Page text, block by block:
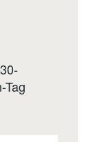
Tag